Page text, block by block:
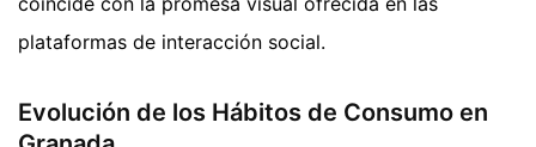
plataformas de interacción social.
Evolución de los Hábitos de Consumo en